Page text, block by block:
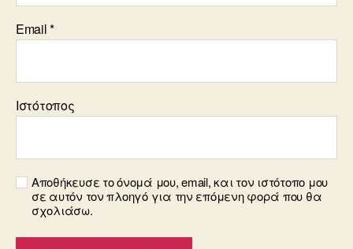
Email*
Ιστότοπος
Αποθήκευσε το όνομά μου, email, και τον ιστότοπο μου
σε αυτόν τον πλοηγό για την επόμενη φορά που θα
σχολιάσω.